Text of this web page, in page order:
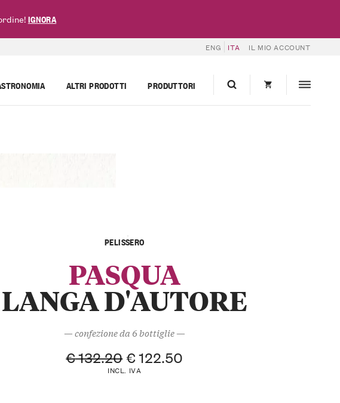
ENG ITA IL MIO ACCOUNT
ALTRI PRODOTTI PRODUTTORI
PELISSERO
PASQUA
LANGA D'AUTORE
— confezione da 6 bottiglie —
€132.20€122.50
INCL. IVA
IGNORA